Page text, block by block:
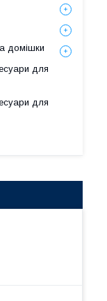
домішки
для
для